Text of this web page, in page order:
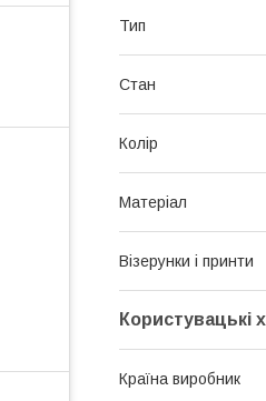
Тип
Стан
Колір
Матеріал
Візерунки і принти
Користувацькі
Країна виробник